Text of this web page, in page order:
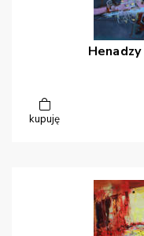
Henadzy
kupuję